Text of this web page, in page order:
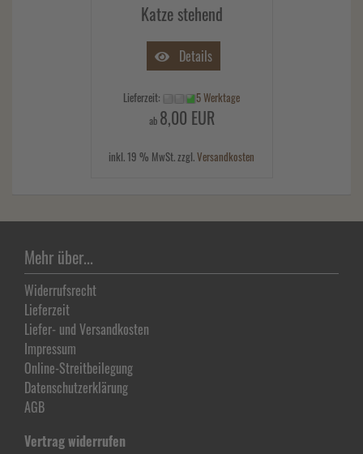
Katze stehend
Details
Lieferzeit: 5 Werktage
ab 8,00 EUR
inkl. 19 % MwSt. zzgl.Versandkosten
Mehr über...
Widerrufsrecht
Lieferzeit
Liefer- und Versandkosten
Impressum
Online-Streitbeilegung
Datenschutz­erklärung
AGB
Vertrag widerrufen